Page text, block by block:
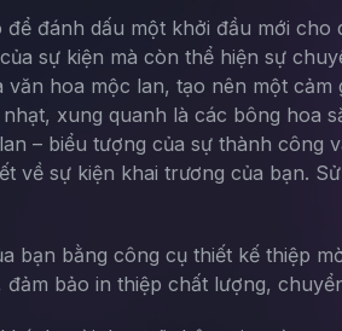
đánh dấu một khởi đầu mới cho
sự kiện mà còn thể hiện sự
hoa mộc lan, tạo nên một cảm
xung quanh là các bông hoa
– biểu tượng của sự thành công
sự kiện khai trương của bạn.
bằng công cụ thiết kế thiệp
bảo in thiệp chất lượng,